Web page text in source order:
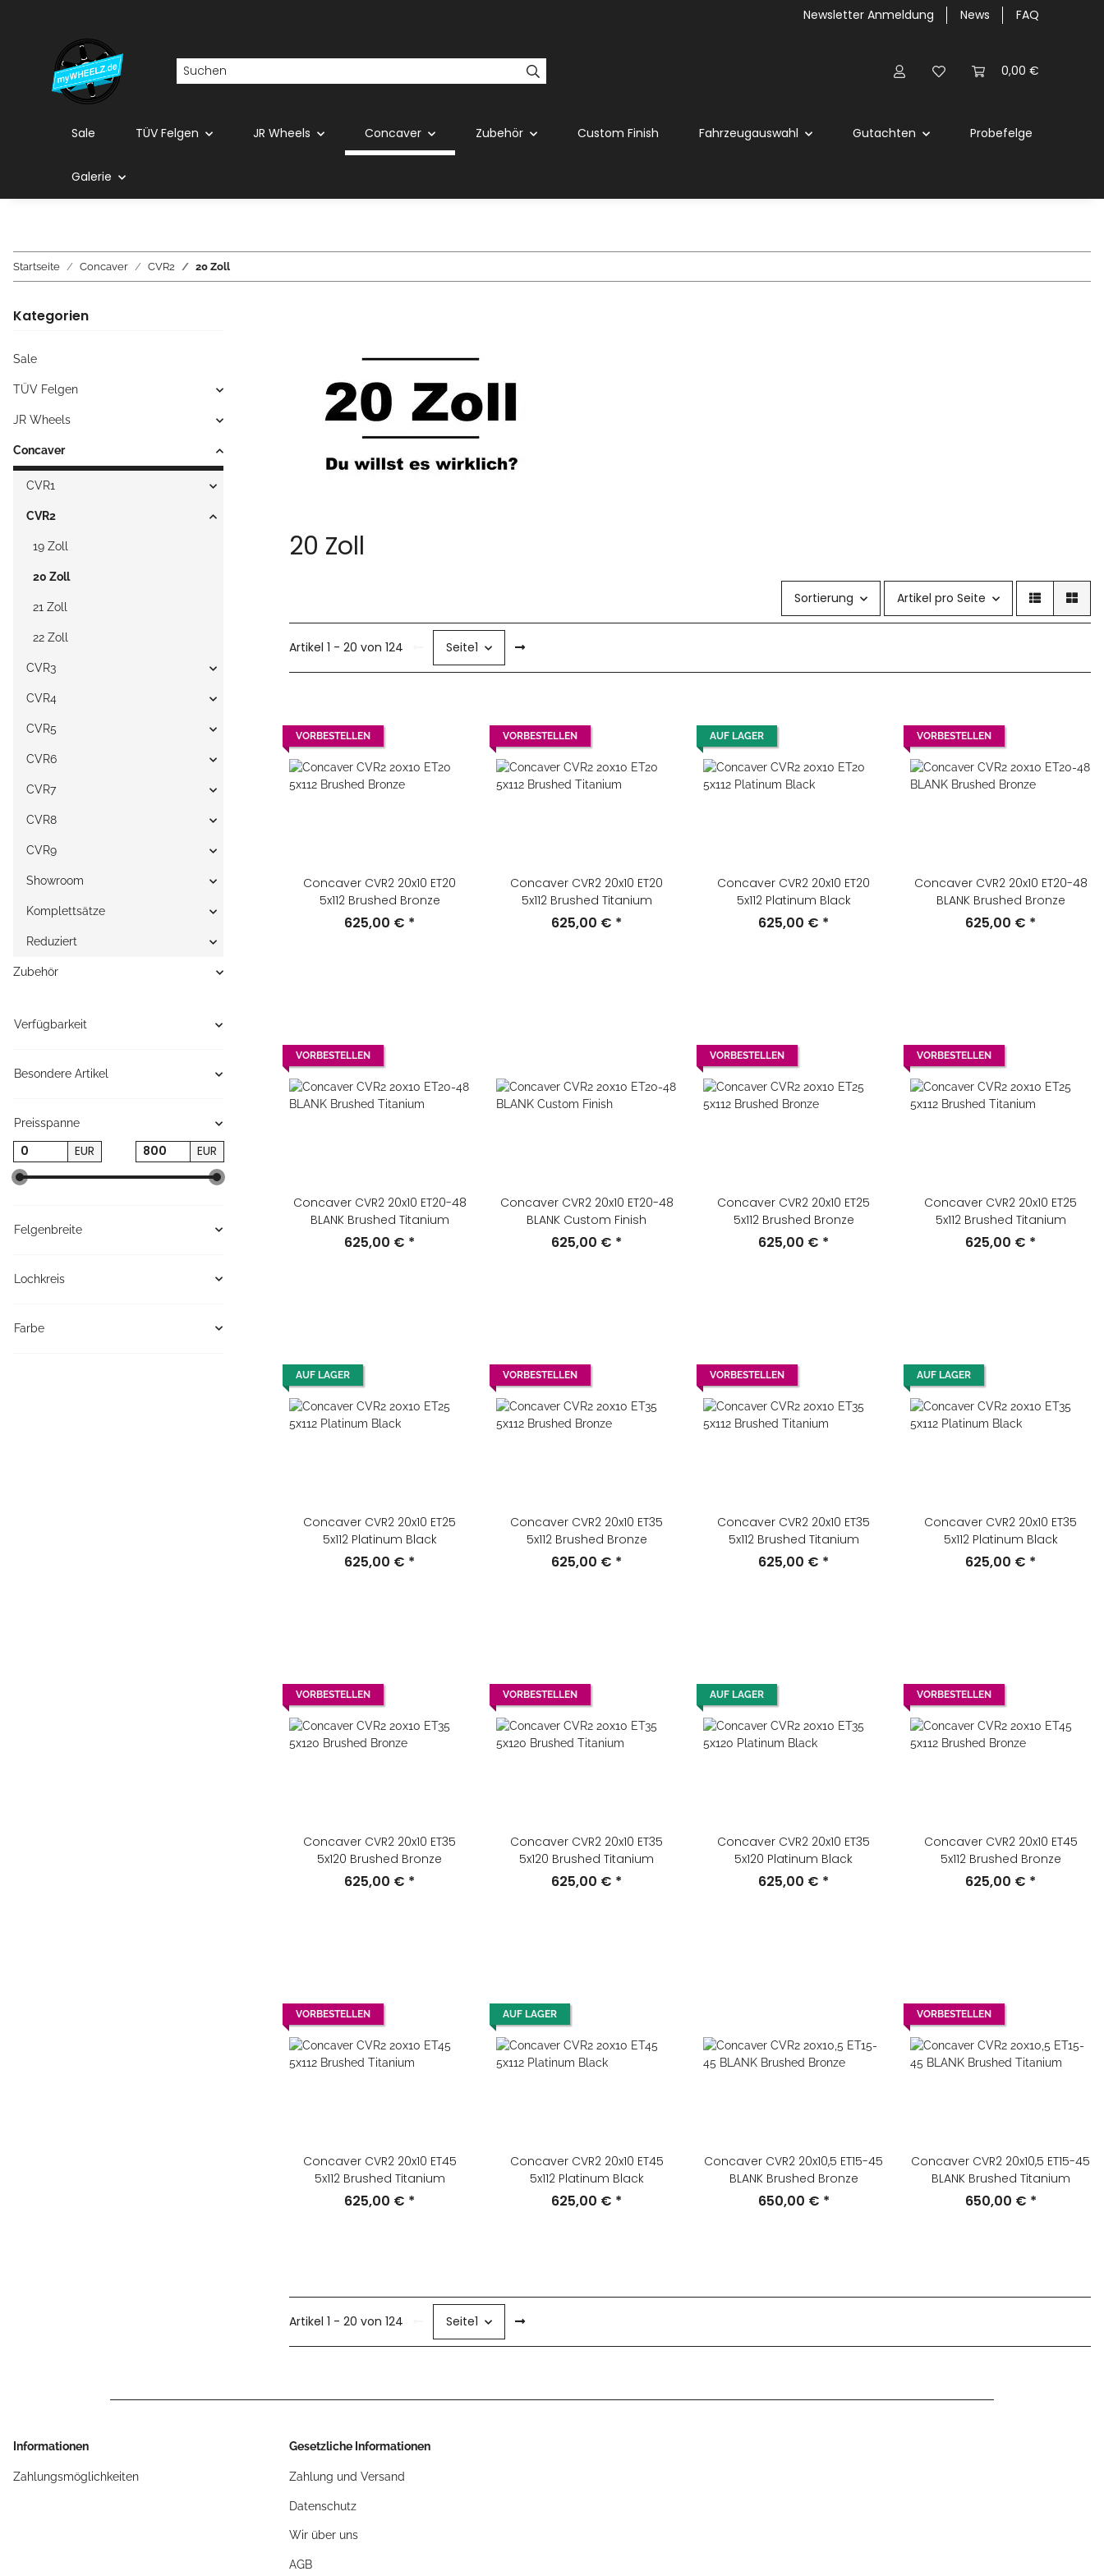
Newsletter Anmeldung News FAQ
0,00 €
Sale TÜV Felgen JR Wheels Concaver Zubehör Custom Finish Fahrzeugauswahl Gutachten Probefelge
Galerie
Startseite Concaver CVR2 20 Zoll
20 Zoll
Sortierung Artikel pro Seite
Artikel 1 - 20 von 124 Seite1
VORBESTELLEN
Concaver CVR2 20x10 ET20
5x112 Brushed Bronze
625,00 € *
VORBESTELLEN
Concaver CVR2 20x10 ET20
5x112 Brushed Titanium
625,00 € *
AUF LAGER
Concaver CVR2 20x10 ET20
5x112 Platinum Black
625,00 € *
VORBESTELLEN
Concaver CVR2 20x10 ET20-48
BLANK Brushed Bronze
625,00 € *
VORBESTELLEN
Concaver CVR2 20x10 ET20-48
BLANK Brushed Titanium
625,00 € *
Concaver CVR2 20x10 ET20-48
BLANK Custom Finish
625,00 € *
VORBESTELLEN
Concaver CVR2 20x10 ET25
5x112 Brushed Bronze
625,00 € *
VORBESTELLEN
Concaver CVR2 20x10 ET25
5x112 Brushed Titanium
625,00 € *
AUF LAGER
Concaver CVR2 20x10 ET25
5x112 Platinum Black
625,00 € *
VORBESTELLEN
Concaver CVR2 20x10 ET35
5x112 Brushed Bronze
625,00 € *
VORBESTELLEN
Concaver CVR2 20x10 ET35
5x112 Brushed Titanium
625,00 € *
AUF LAGER
Concaver CVR2 20x10 ET35
5x112 Platinum Black
625,00 € *
VORBESTELLEN
Concaver CVR2 20x10 ET35
5x120 Brushed Bronze
625,00 € *
VORBESTELLEN
Concaver CVR2 20x10 ET35
5x120 Brushed Titanium
625,00 € *
AUF LAGER
Concaver CVR2 20x10 ET35
5x120 Platinum Black
625,00 € *
VORBESTELLEN
Concaver CVR2 20x10 ET45
5x112 Brushed Bronze
625,00 € *
VORBESTELLEN
Concaver CVR2 20x10 ET45
5x112 Brushed Titanium
625,00 € *
AUF LAGER
Concaver CVR2 20x10 ET45
5x112 Platinum Black
625,00 € *
Concaver CVR2 20x10,5 ET15-45
BLANK Brushed Bronze
650,00 € *
VORBESTELLEN
Concaver CVR2 20x10,5 ET15-45
BLANK Brushed Titanium
650,00 € *
Artikel 1 - 20 von 124 Seite1
Kategorien
Sale
TÜV Felgen
JR Wheels
Concaver
CVR1
CVR2
19 Zoll
20 Zoll
21 Zoll
22 Zoll
CVR3
CVR4
CVR5
CVR6
CVR7
CVR8
CVR9
Showroom
Komplettsätze
Reduziert
Zubehör
Verfügbarkeit
Besondere Artikel
Preisspanne
EUR EUR
Felgenbreite
Lochkreis
Farbe
Informationen
Zahlungsmöglichkeiten
Gesetzliche Informationen
Zahlung und Versand
Datenschutz
Wir über uns
AGB